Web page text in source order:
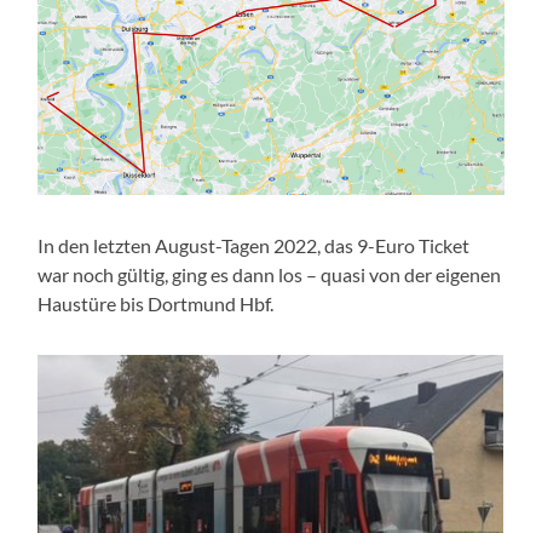
In den letzten August-Tagen 2022, das 9-Euro Ticket
war noch gültig, ging es dann los – quasi von der eigenen
Haustüre bis Dortmund Hbf.